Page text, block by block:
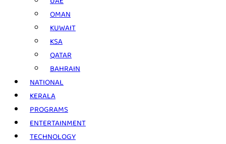
OMAN
KUWAIT
KSA
QATAR
BAHRAIN
NATIONAL
KERALA
PROGRAMS
ENTERTAINMENT
TECHNOLOGY